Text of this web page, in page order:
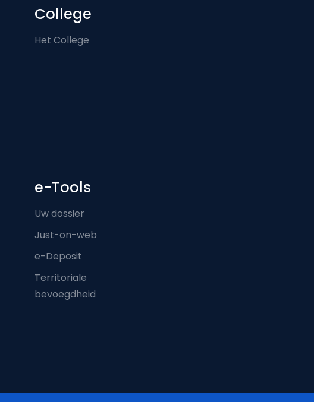
College
Het College
e-Tools
Uw dossier
Just-on-web
e-Deposit
Territoriale
bevoegdheid